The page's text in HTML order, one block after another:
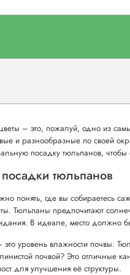
– это, пожалуй, одно из
и разнообразные по своей
посадку тюльпанов,
тюльпанов
понять, где вы собираетесь
Тюльпаны предпочитают
В идеале, место должно
это уровень влажности почвы.
почвой? Это отличные
для улучшения её структуры.